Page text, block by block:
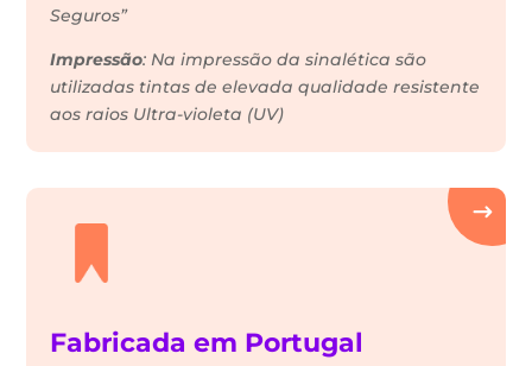
Seguros”
Impressão: Na impressão da sinalética são
utilizadas tintas de elevada qualidade resistente
aos raios Ultra-violeta (UV)
Fabricada em Portugal